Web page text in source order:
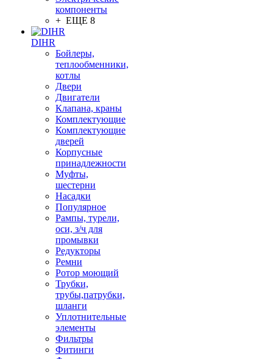
компоненты
+ ЕЩЕ 8
DIHR
Бойлеры,
теплообменники,
котлы
Двери
Двигатели
Клапана, краны
Комплектующие
Комплектующие
дверей
Корпусные
принадлежности
Муфты,
шестерни
Насадки
Популярное
Рампы, турели,
оси, з/ч для
промывки
Редукторы
Ремни
Ротор моющий
Трубки,
трубы,патрубки,
шланги
Уплотнительные
элементы
Фильтры
Фитинги